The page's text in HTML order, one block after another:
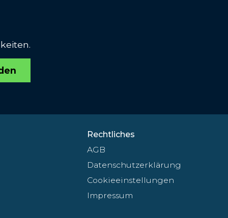
Rechtliches
AGB
Datenschutzerklärung
Cookieeinstellungen
Impressum